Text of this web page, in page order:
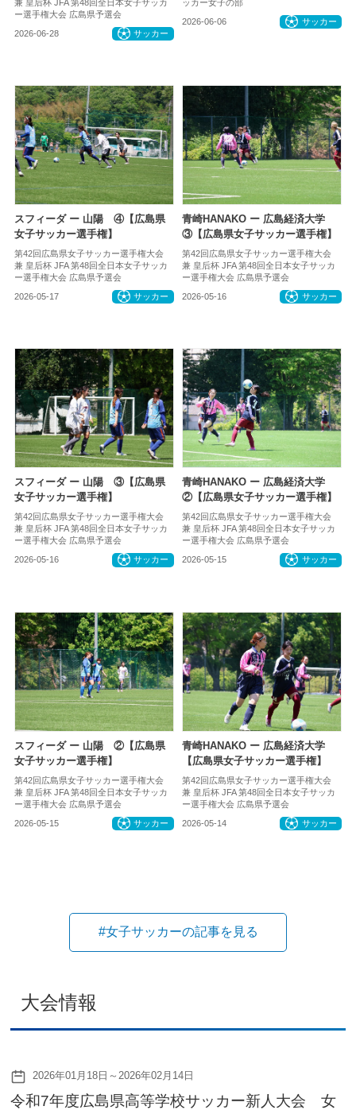
兼 皇后杯 JFA 第48回全日本女子サッカ
ー選手権大会 広島県予選会
2026-06-28 サッカー
ッカー女子の部
2026-06-06 サッカー
スフィーダ ー 山陽 ④【広島県
女子サッカー選手権】
第42回広島県女子サッカー選手権大会
兼 皇后杯 JFA 第48回全日本女子サッカ
ー選手権大会 広島県予選会
2026-05-17 サッカー
青崎HANAKO ー 広島経済大学
③【広島県女子サッカー選手権】
第42回広島県女子サッカー選手権大会
兼 皇后杯 JFA 第48回全日本女子サッカ
ー選手権大会 広島県予選会
2026-05-16 サッカー
スフィーダ ー 山陽 ③【広島県
女子サッカー選手権】
第42回広島県女子サッカー選手権大会
兼 皇后杯 JFA 第48回全日本女子サッカ
ー選手権大会 広島県予選会
2026-05-16 サッカー
青崎HANAKO ー 広島経済大学
②【広島県女子サッカー選手権】
第42回広島県女子サッカー選手権大会
兼 皇后杯 JFA 第48回全日本女子サッカ
ー選手権大会 広島県予選会
2026-05-15 サッカー
スフィーダ ー 山陽 ②【広島県
女子サッカー選手権】
第42回広島県女子サッカー選手権大会
兼 皇后杯 JFA 第48回全日本女子サッカ
ー選手権大会 広島県予選会
2026-05-15 サッカー
青崎HANAKO ー 広島経済大学
【広島県女子サッカー選手権】
第42回広島県女子サッカー選手権大会
兼 皇后杯 JFA 第48回全日本女子サッカ
ー選手権大会 広島県予選会
2026-05-14 サッカー
#女子サッカーの記事を見る
大会情報
2026年01月18日～2026年02月14日
令和7年度広島県高等学校サッカー新人大会 女